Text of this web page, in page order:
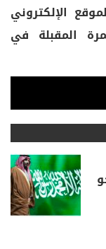
الإلكتروني
المقبلة في